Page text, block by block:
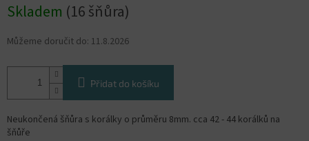
cena:
Skladem (16 šňůra)
Můžeme doručit do: 11.8.2026
Přidat do košíku
Neukončená šňůra s korálky o průměru 8mm. cca 42 - 44 korálků na
šňůře